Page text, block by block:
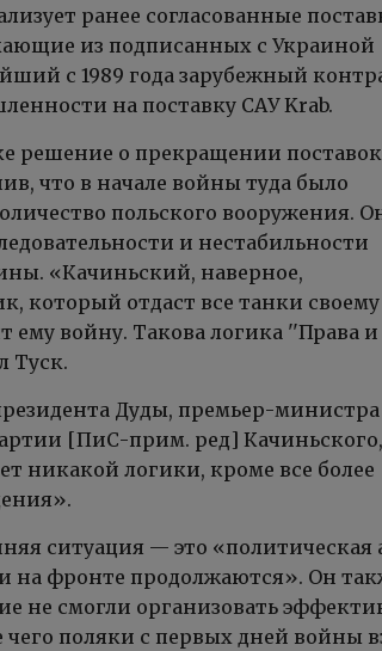
ранее согласованные
из подписанных с Украиной
с 1989 года зарубежный
на поставку САУ Krab.
решение о прекращении поставок
что в начале войны туда было
польского вооружения.
и нестабильности
«Качиньский, наверное,
который отдаст все танки своему
ему войну. Такова логика ''Права и
Туск.
Дуды, премьер-министра
[ПиС-прим. ред] Качиньского,
никакой логики, кроме все более
ситуация — это «политическая
на фронте продолжаются». Он
не смогли организовать
чего поляки с первых дней войны